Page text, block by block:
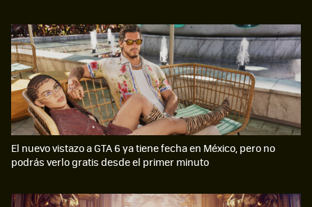
El nuevo vistazo a GTA 6 ya tiene fecha en México, pero no
podrás verlo gratis desde el primer minuto